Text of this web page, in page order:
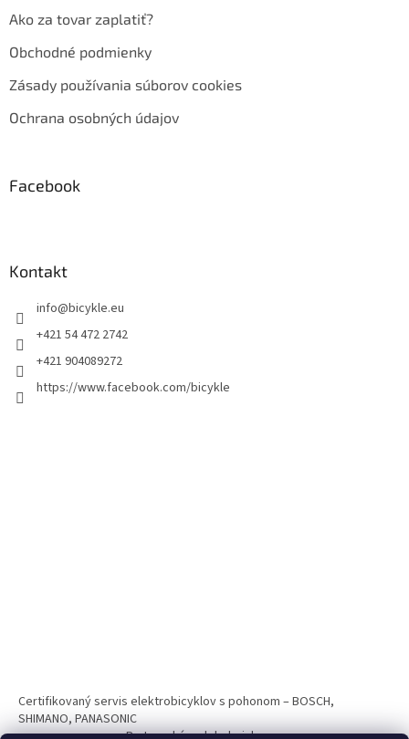
Ako za tovar zaplatiť?
Obchodné podmienky
Zásady používania súborov cookies
Ochrana osobných údajov
Facebook
Kontakt
info@bicykle.eu
+421 54 472 2742
+421 904089272
https://www.facebook.com/bicykle
Certifikovaný servis elektrobicyklov s pohonom – BOSCH,
SHIMANO, PANASONIC